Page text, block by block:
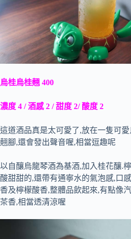
烏桂烏桂翹 400
濃度 4 / 酒感 2 / 甜度 2/ 酸度 2
這道酒品真是太可愛了,放在一隻可
翹腳,還會發出聲音喔,相當逗趣呢
以自釀烏龍琴酒為基酒,加入桂花釀.
酸甜甜的,還帶有通寧水的氣泡感,口
香及檸檬酸香,整體品飲起來,有點像
茶香,相當透清涼喔